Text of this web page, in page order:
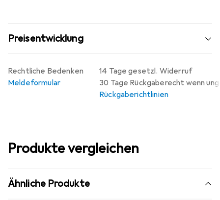
Preisentwicklung
14 Tage gesetzl. Widerruf
30 Tage Rückgaberecht wenn
Rückgaberichtlinien
Rechtliche Bedenken
Meldeformular
Produkte vergleichen
Ähnliche Produkte